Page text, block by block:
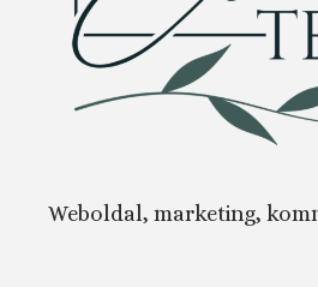
Weboldal, marketing,